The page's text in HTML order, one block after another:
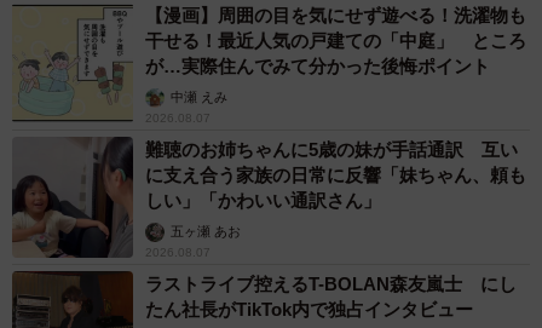
【漫画】周囲の目を気にせず遊べる！洗濯物も
干せる！最近人気の戸建ての「中庭」 ところ
が…実際住んでみて分かった後悔ポイント
中瀬 えみ
2026.08.07
難聴のお姉ちゃんに5歳の妹が手話通訳 互い
に支え合う家族の日常に反響「妹ちゃん、頼も
しい」「かわいい通訳さん」
五ヶ瀬 あお
2026.08.07
ラストライブ控えるT-BOLAN森友嵐士 にし
たん社長がTikTok内で独占インタビュー